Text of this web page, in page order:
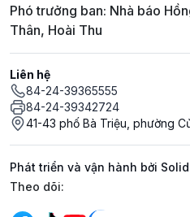
Phó trưởng ban: Nhà báo
Thân, Hoài Thu
Liên hệ
84-24-39365555
84-24-39342724
41-43 phố Bà Triệu, phường
Phát triển và vận hành bởi
Mạng xã hội
Theo dõi: